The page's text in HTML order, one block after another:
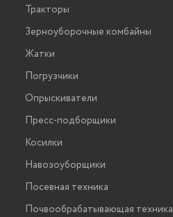
Тракторы
Зерноуборочные комбайны
Жатки
Погрузчики
Опрыскиватели
Пресс-подборщики
Косилки
Навозоуборщики
Посевная техника
Почвообрабатывающая техника